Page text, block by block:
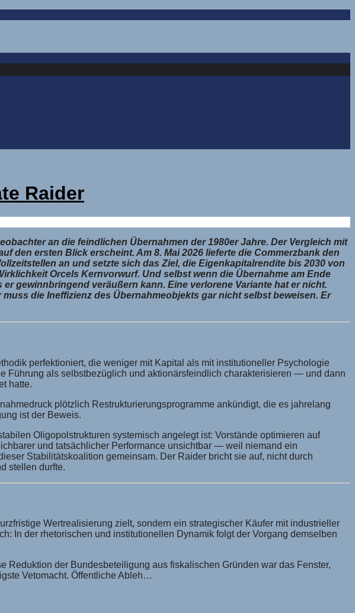
Raider
an die feindlichen Übernahmen der 1980er Jahre. Der Vergleich mit
den ersten Blick erscheint. Am 8. Mai 2026 lieferte die Commerzbank den
an und setzte sich das Ziel, die Eigenkapitalrendite bis 2030 von
Orcels Kernvorwurf. Und selbst wenn die Übernahme am Ende
gewinnbringend veräußern kann. Eine verlorene Variante hat er nicht.
die Ineffizienz des Übernahmeobjekts gar nicht selbst beweisen. Er
perfektioniert, die weniger mit Kapital als mit institutioneller Psychologie
Führung als selbstbezüglich und aktionärsfeindlich charakterisieren — und dann
hatte.
plötzlich Restrukturierungsprogramme ankündigt, die es jahrelang
ist der Beweis.
Oligopolstrukturen systemisch angelegt ist: Vorstände optimieren auf
und tatsächlicher Performance unsichtbar — weil niemand ein
Stabilitätskoalition gemeinsam. Der Raider bricht sie auf, nicht durch
stellen durfte.
Wertrealisierung zielt, sondern ein strategischer Käufer mit industrieller
In der rhetorischen und institutionellen Dynamik folgt der Vorgang demselben
der Bundesbeteiligung aus fiskalischen Gründen war das Fenster,
Vetomacht. Öffentliche Ableh…